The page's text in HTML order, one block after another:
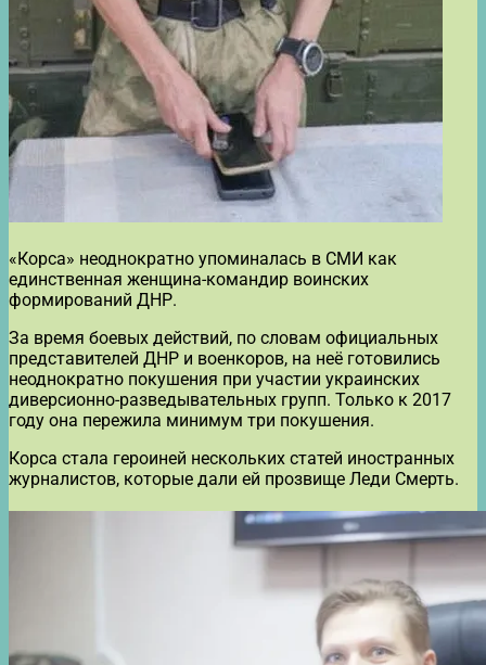
«Корса» неоднократно упоминалась в СМИ как
единственная женщина-командир воинских
формирований ДНР.
За время боевых действий, по словам официальных
представителей ДНР и военкоров, на неё готовились
неоднократно покушения при участии украинских
диверсионно-разведывательных групп. Только к 2017
году она пережила минимум три покушения.
Корса стала героиней нескольких статей иностранных
журналистов, которые дали ей прозвище Леди Смерть.